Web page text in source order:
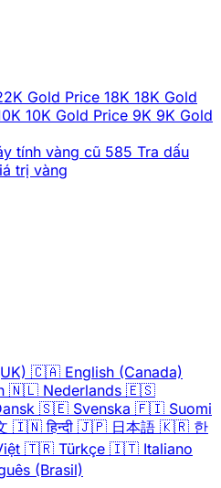
Gold Price 18K 18K Gold
10K Gold Price 9K 9K Gold
tính vàng cũ 585 Tra dấu
trị vàng
🇨🇦 English (Canada)
🇳🇱 Nederlands 🇪🇸
🇸🇪 Svenska 🇫🇮 Suomi
🇮🇳 हिन्दी 🇯🇵 日本語 🇰🇷 한
🇹🇷 Türkçe 🇮🇹 Italiano
(Brasil)